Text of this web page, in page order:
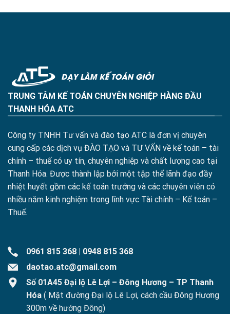
TRUNG TÂM KẾ TOÁN CHUYÊN NGHIỆP HÀNG ĐẦU
THANH HÓA ATC
Công ty TNHH Tư vấn và đào tạo ATC là đơn vị chuyên
cung cấp các dịch vụ ĐÀO TẠO và TƯ VẤN về kế toán – tài
chính – thuế có uy tín, chuyên nghiệp và chất lượng cao tại
Thanh Hóa. Được thành lập bởi một tập thể lãnh đạo đầy
nhiệt huyết gồm các kế toán trưởng và các chuyên viên có
nhiều năm kinh nghiệm trong lĩnh vực Tài chính – Kế toán –
Thuế.
0961 815 368 | 0948 815 368
daotao.atc@gmail.com
Số 01A45 Đại lộ Lê Lợi – Đông Hương – TP Thanh
Hóa ( Mặt đường Đại lộ Lê Lợi, cách cầu Đông Hương
300m về hướng Đông)